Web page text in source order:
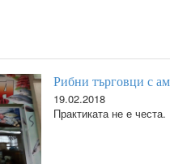
Рибни търговци с
19.02.2018
Практиката не е честа.